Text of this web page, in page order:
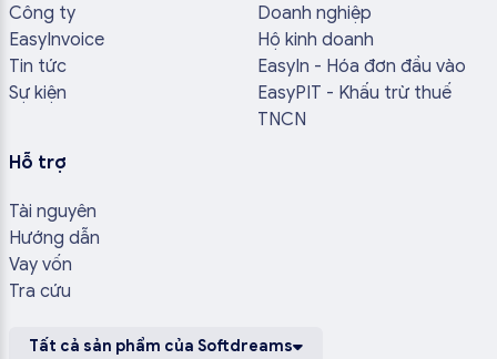
Công ty
EasyInvoice
Tin tức
Sự kiện
Doanh nghiệp
Hộ kinh doanh
EasyIn - Hóa đơn đầu vào
EasyPIT - Khấu trừ thuế
TNCN
Hỗ trợ
Tài nguyên
Hướng dẫn
Vay vốn
Tra cứu
Tất cả sản phẩm của Softdreams